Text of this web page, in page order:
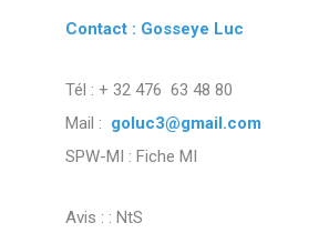
Contact : Gosseye Luc
Tél : + 32 476 63 48 80
Mail : goluc3@gmail.com
SPW-MI : Fiche MI
Avis : : NtS